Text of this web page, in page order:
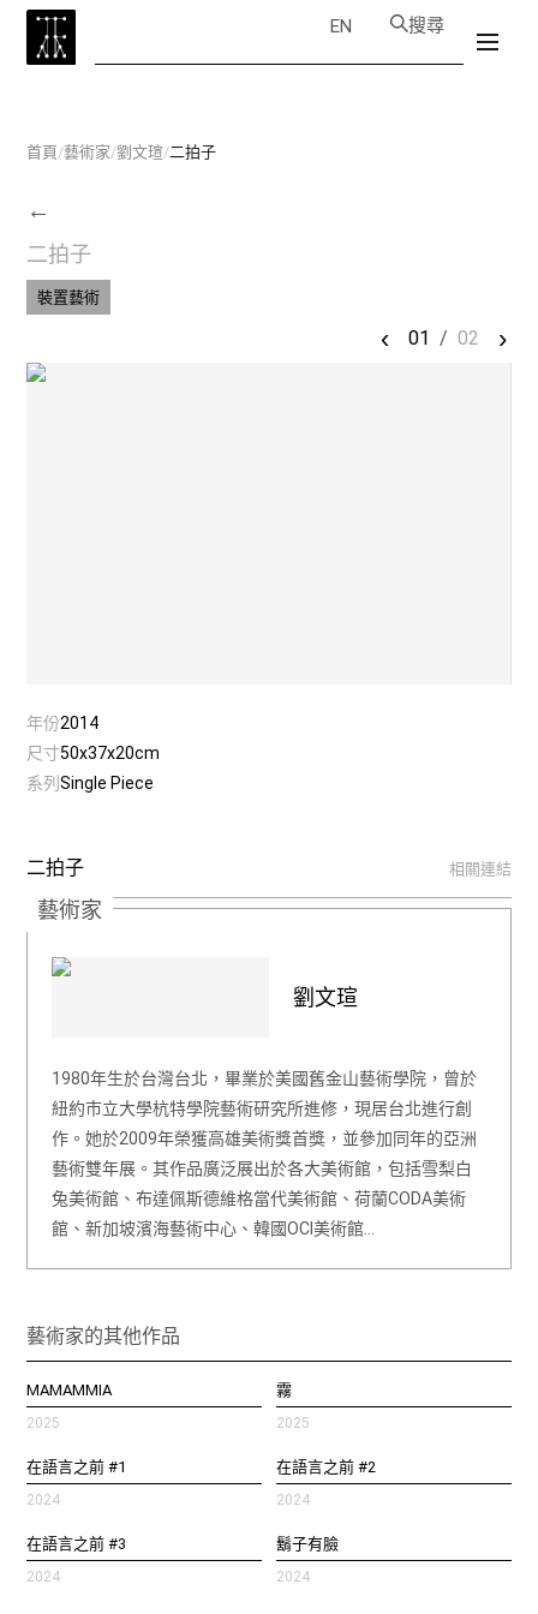
EN 搜尋
首頁/藝術家/劉文瑄/二拍子
←
二拍子
裝置藝術
‹ 01 / 02 ›
年份2014
尺寸50x37x20cm
系列Single Piece
二拍子 相關連結
藝術家
劉文瑄
1980年生於台灣台北，畢業於美國舊金山藝術學院，曾於
紐約市立大學杭特學院藝術研究所進修，現居台北進行創
作。她於2009年榮獲高雄美術獎首獎，並參加同年的亞洲
藝術雙年展。其作品廣泛展出於各大美術館，包括雪梨白
兔美術館、布達佩斯德維格當代美術館、荷蘭CODA美術
館、新加坡濱海藝術中心、韓國OCI美術館…
藝術家的其他作品
MAMAMMIA
2025
霧
2025
在語言之前 #1
2024
在語言之前 #2
2024
在語言之前 #3
2024
鬍子有臉
2024